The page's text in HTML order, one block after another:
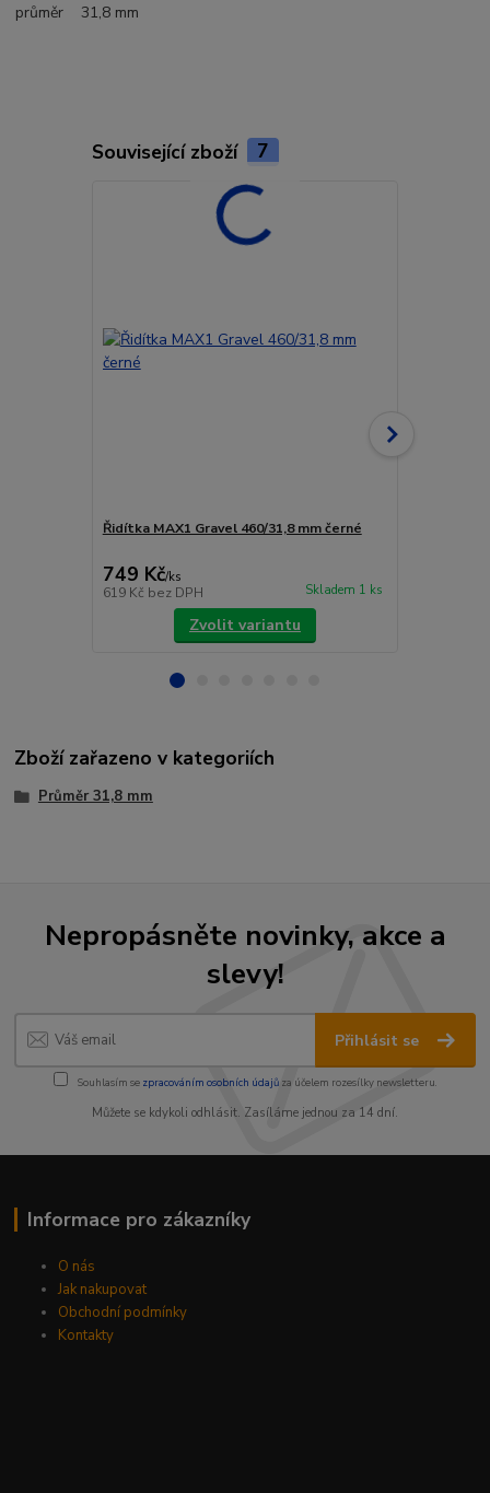
průměr 31,8 mm
Související zboží 7
Řidítka MAX1 Gravel 460/31,8 mm černé
749 Kč/ks
619 Kč bez DPH Skladem 1 ks
Zvolit variantu
Zboží zařazeno v kategoriích
Průměr 31,8 mm
Nepropásněte novinky, akce a
slevy!
Přihlásit se
Souhlasím se zpracováním osobních údajůza účelem rozesílky newsletteru.
Můžete se kdykoli odhlásit. Zasíláme jednou za 14 dní.
Informace pro zákazníky
O nás
Jak nakupovat
Obchodní podmínky
Kontakty